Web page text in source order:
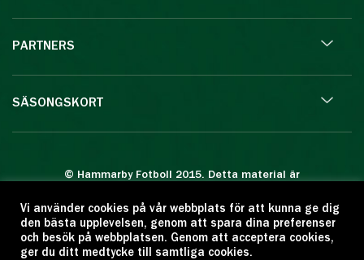
PARTNERS
SÄSONGSKORT
© Hammarby Fotboll 2015. Detta material är
Eftertryck eller annan kopiering är förbjuden.
Citera oss gärna men ange källan:
www.hammarbyfotboll.se. Ansvarig utgivare:
Vi använder cookies på vår webbplats för att kunna ge dig
den bästa upplevelsen, genom att spara dina preferenser
och besök på webbplatsen. Genom att acceptera cookies,
ger du ditt medtycke till samtliga cookies.